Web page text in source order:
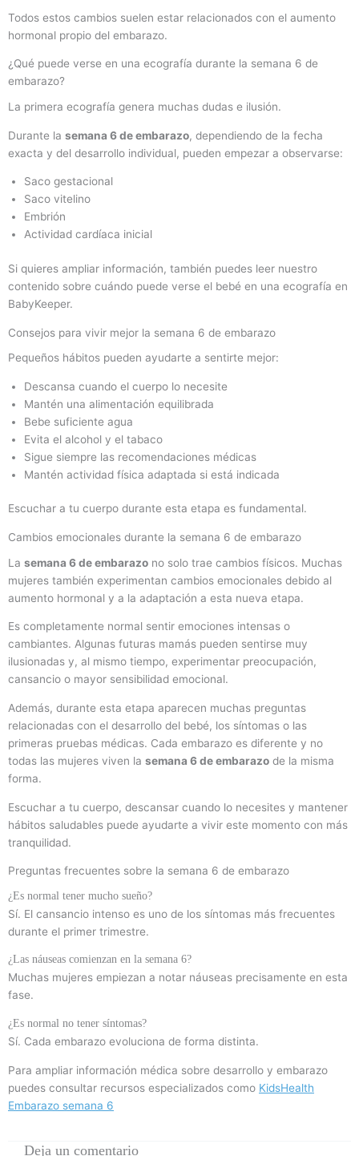
Todos estos cambios suelen estar relacionados con el aumento
hormonal propio del embarazo.
¿Qué puede verse en una ecografía durante la semana 6 de
embarazo?
La primera ecografía genera muchas dudas e ilusión.
Durante la semana 6 de embarazo, dependiendo de la fecha
exacta y del desarrollo individual, pueden empezar a observarse:
Saco gestacional
Saco vitelino
Embrión
Actividad cardíaca inicial
Si quieres ampliar información, también puedes leer nuestro
contenido sobre cuándo puede verse el bebé en una ecografía en
BabyKeeper.
Consejos para vivir mejor la semana 6 de embarazo
Pequeños hábitos pueden ayudarte a sentirte mejor:
Descansa cuando el cuerpo lo necesite
Mantén una alimentación equilibrada
Bebe suficiente agua
Evita el alcohol y el tabaco
Sigue siempre las recomendaciones médicas
Mantén actividad física adaptada si está indicada
Escuchar a tu cuerpo durante esta etapa es fundamental.
Cambios emocionales durante la semana 6 de embarazo
La semana 6 de embarazo no solo trae cambios físicos. Muchas
mujeres también experimentan cambios emocionales debido al
aumento hormonal y a la adaptación a esta nueva etapa.
Es completamente normal sentir emociones intensas o
cambiantes. Algunas futuras mamás pueden sentirse muy
ilusionadas y, al mismo tiempo, experimentar preocupación,
cansancio o mayor sensibilidad emocional.
Además, durante esta etapa aparecen muchas preguntas
relacionadas con el desarrollo del bebé, los síntomas o las
primeras pruebas médicas. Cada embarazo es diferente y no
todas las mujeres viven la semana 6 de embarazo de la misma
forma.
Escuchar a tu cuerpo, descansar cuando lo necesites y mantener
hábitos saludables puede ayudarte a vivir este momento con más
tranquilidad.
Preguntas frecuentes sobre la semana 6 de embarazo
¿Es normal tener mucho sueño?
Sí. El cansancio intenso es uno de los síntomas más frecuentes
durante el primer trimestre.
¿Las náuseas comienzan en la semana 6?
Muchas mujeres empiezan a notar náuseas precisamente en esta
fase.
¿Es normal no tener síntomas?
Sí. Cada embarazo evoluciona de forma distinta.
Para ampliar información médica sobre desarrollo y embarazo
puedes consultar recursos especializados como KidsHealth
Embarazo semana 6
Deja un comentario